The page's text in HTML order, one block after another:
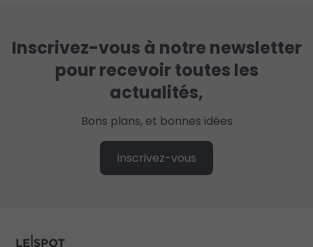
Inscrivez-vous à notre newsletter
pour recevoir toutes les
actualités,
Bons plans, et bonnes idées
Inscrivez-vous